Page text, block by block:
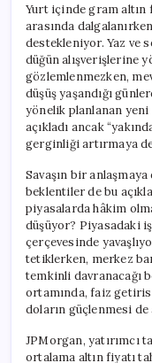
Yurt içinde gram
arasında
destekleniyor. Yaz ve
düğün alışverişlerine
gözlemlenmezken,
düşüş yaşandığı
yönelik planlanan yeni
açıkladı ancak
gerginliği artırmaya
Savaşın bir
beklentiler de bu
piyasalarda hâkim
düşüyor? Piyasadaki
çerçevesinde
tetiklerken, merkez
temkinli davranacağı
ortamında, faiz
doların güçlenmesi de
JPMorgan, yatırımcı
ortalama altın fiyatı